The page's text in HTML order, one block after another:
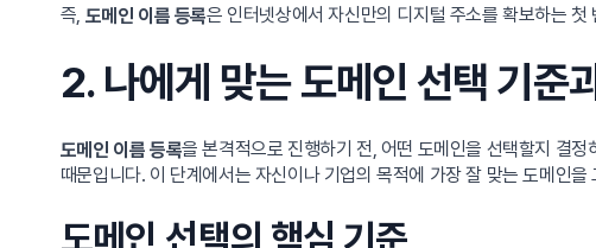
즉, 도메인 이름 등록은 인터넷상에서 자신만의 디지털 주소를 확보하는
2. 나에게 맞는 도메인 선택 기
도메인 이름 등록을 본격적으로 진행하기 전, 어떤 도메인을 선택할지 결
때문입니다. 이 단계에서는 자신이나 기업의 목적에 가장 잘 맞는 도메인